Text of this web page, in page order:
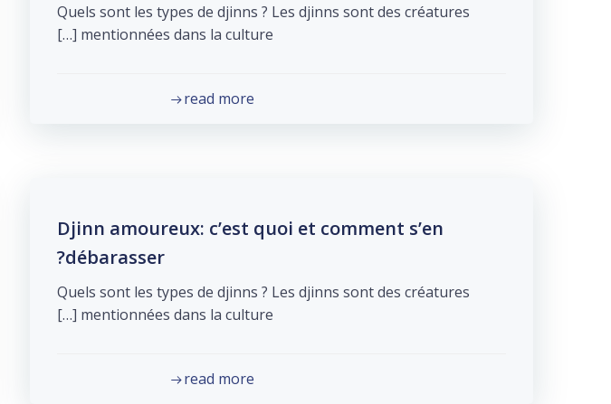
Quels sont les types de djinns ? Les djinns sont des créatures
mentionnées dans la culture […]
read more
Djinn amoureux: c’est quoi et comment s’en
débarasser?
Quels sont les types de djinns ? Les djinns sont des créatures
mentionnées dans la culture […]
read more